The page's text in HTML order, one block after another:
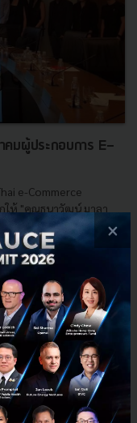
คมผู้ประกอบการ E-
e-Commerce
ให้ "คุณธนาวัฒน์ มาลา
กสมาคมคนใหม่ฯ เ...
Association
×